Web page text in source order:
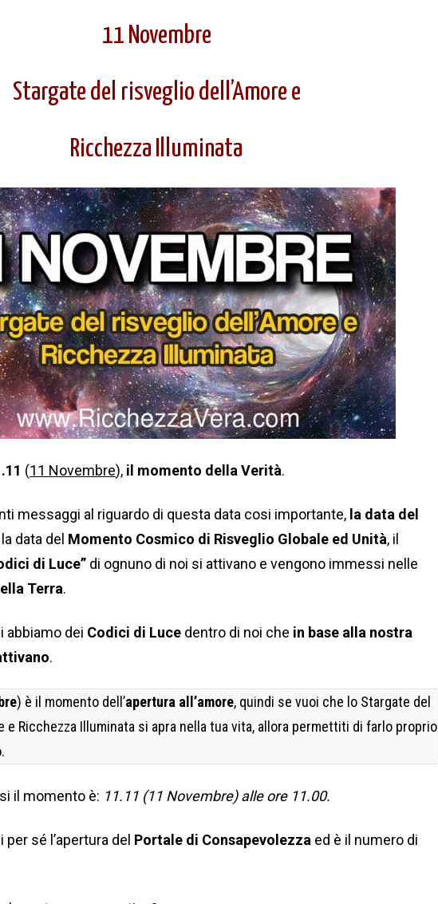
11 Novembre
Stargate del risveglio dell’Amore e
Ricchezza Illuminata
(11 Novembre), il momento della Verità.
messaggi al riguardo di questa data cosi importante, la data del
la data del Momento Cosmico di Risveglio Globale ed Unità, il
di Luce” di ognuno di noi si attivano e vengono immessi nelle
Terra.
abbiamo dei Codici di Luce dentro di noi che in base alla nostra
.
) è il momento dell’apertura all’amore, quindi se vuoi che lo Stargate del
e Ricchezza Illuminata si apra nella tua vita, allora permettiti di farlo proprio
il momento è: 11.11 (11 Novembre) alle ore 11.00.
sé l’apertura del Portale di Consapevolezza ed è il numero di